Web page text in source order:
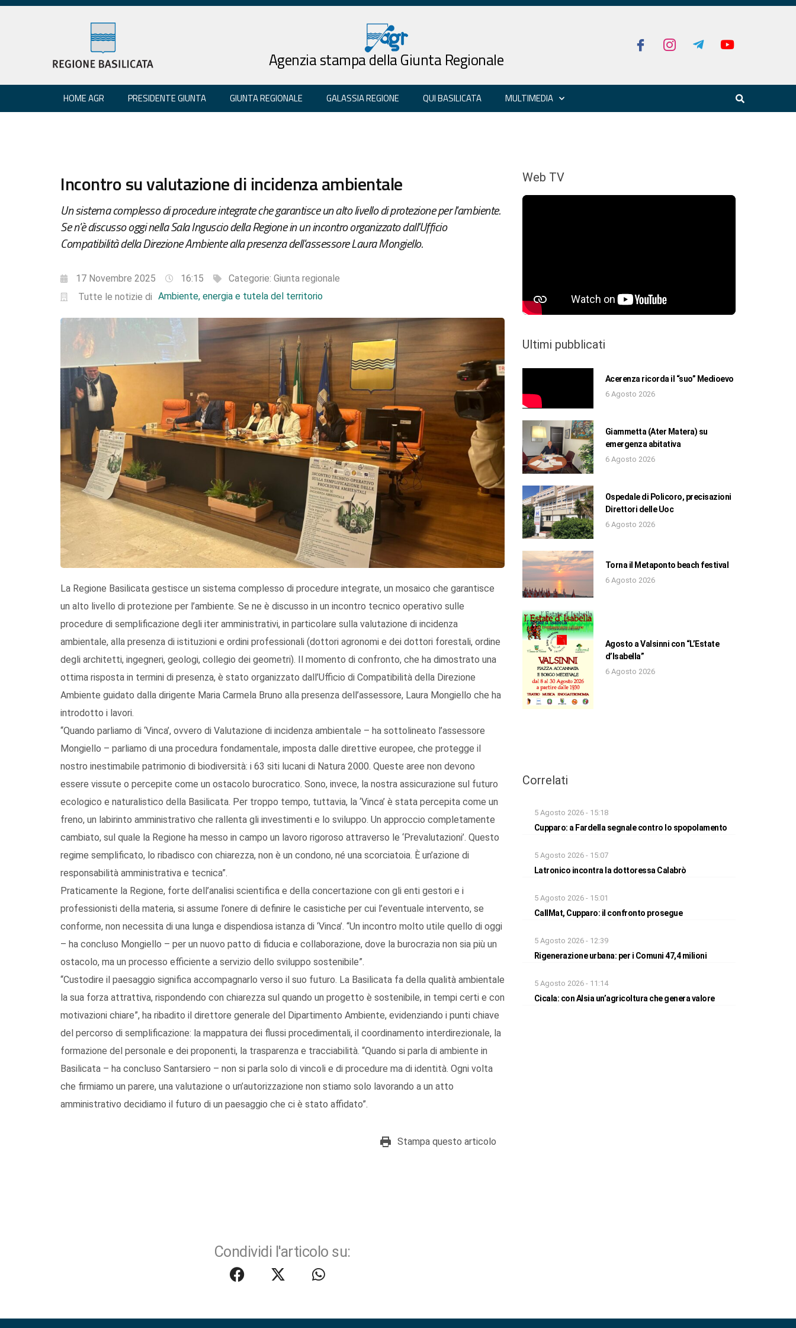
Agenzia stampa della Giunta Regionale
HOME AGR PRESIDENTE GIUNTA GIUNTA REGIONALE GALASSIA REGIONE QUI BASILICATA MULTIMEDIA
Incontro su valutazione di incidenza ambientale
Un sistema complesso di procedure integrate che garantisce un alto livello di protezione per l'ambiente.
Se n'è discusso oggi nella Sala Inguscio della Regione in un incontro organizzato dall'Ufficio
Compatibilità della Direzione Ambiente alla presenza dell'assessore Laura Mongiello.
17 Novembre 2025 16:15 Categorie: Giunta regionale
Tutte le notizie di Ambiente, energia e tutela del territorio
La Regione Basilicata gestisce un sistema complesso di procedure integrate, un mosaico che garantisce
un alto livello di protezione per l’ambiente. Se ne è discusso in un incontro tecnico operativo sulle
procedure di semplificazione degli iter amministrativi, in particolare sulla valutazione di incidenza
ambientale, alla presenza di istituzioni e ordini professionali (dottori agronomi e dei dottori forestali, ordine
degli architetti, ingegneri, geologi, collegio dei geometri). Il momento di confronto, che ha dimostrato una
ottima risposta in termini di presenza, è stato organizzato dall’Ufficio di Compatibilità della Direzione
Ambiente guidato dalla dirigente Maria Carmela Bruno alla presenza dell’assessore, Laura Mongiello che ha
introdotto i lavori.
“Quando parliamo di ‘Vinca’, ovvero di Valutazione di incidenza ambientale – ha sottolineato l’assessore
Mongiello – parliamo di una procedura fondamentale, imposta dalle direttive europee, che protegge il
nostro inestimabile patrimonio di biodiversità: i 63 siti lucani di Natura 2000. Queste aree non devono
essere vissute o percepite come un ostacolo burocratico. Sono, invece, la nostra assicurazione sul futuro
ecologico e naturalistico della Basilicata. Per troppo tempo, tuttavia, la ‘Vinca’ è stata percepita come un
freno, un labirinto amministrativo che rallenta gli investimenti e lo sviluppo. Un approccio completamente
cambiato, sul quale la Regione ha messo in campo un lavoro rigoroso attraverso le ‘Prevalutazioni’. Questo
regime semplificato, lo ribadisco con chiarezza, non è un condono, né una scorciatoia. È un’azione di
responsabilità amministrativa e tecnica”.
Praticamente la Regione, forte dell’analisi scientifica e della concertazione con gli enti gestori e i
professionisti della materia, si assume l’onere di definire le casistiche per cui l’eventuale intervento, se
conforme, non necessita di una lunga e dispendiosa istanza di ‘Vinca’. “Un incontro molto utile quello di oggi
– ha concluso Mongiello – per un nuovo patto di fiducia e collaborazione, dove la burocrazia non sia più un
ostacolo, ma un processo efficiente a servizio dello sviluppo sostenibile”.
“Custodire il paesaggio significa accompagnarlo verso il suo futuro. La Basilicata fa della qualità ambientale
la sua forza attrattiva, rispondendo con chiarezza sul quando un progetto è sostenibile, in tempi certi e con
motivazioni chiare”, ha ribadito il direttore generale del Dipartimento Ambiente, evidenziando i punti chiave
del percorso di semplificazione: la mappatura dei flussi procedimentali, il coordinamento interdirezionale, la
formazione del personale e dei proponenti, la trasparenza e tracciabilità. “Quando si parla di ambiente in
Basilicata – ha concluso Santarsiero – non si parla solo di vincoli e di procedure ma di identità. Ogni volta
che firmiamo un parere, una valutazione o un’autorizzazione non stiamo solo lavorando a un atto
amministrativo decidiamo il futuro di un paesaggio che ci è stato affidato”.
Stampa questo articolo
Condividi l'articolo su:
Web TV
Ultimi pubblicati
Acerenza ricorda il “suo” Medioevo
6 Agosto 2026
Giammetta (Ater Matera) su
emergenza abitativa
6 Agosto 2026
Ospedale di Policoro, precisazioni
Direttori delle Uoc
6 Agosto 2026
Torna il Metaponto beach festival
6 Agosto 2026
Agosto a Valsinni con “L’Estate
d’Isabella”
6 Agosto 2026
Correlati
5 Agosto 2026 - 15:18
Cupparo: a Fardella segnale contro lo spopolamento
5 Agosto 2026 - 15:07
Latronico incontra la dottoressa Calabrò
5 Agosto 2026 - 15:01
CallMat, Cupparo: il confronto prosegue
5 Agosto 2026 - 12:39
Rigenerazione urbana: per i Comuni 47,4 milioni
5 Agosto 2026 - 11:14
Cicala: con Alsia un’agricoltura che genera valore